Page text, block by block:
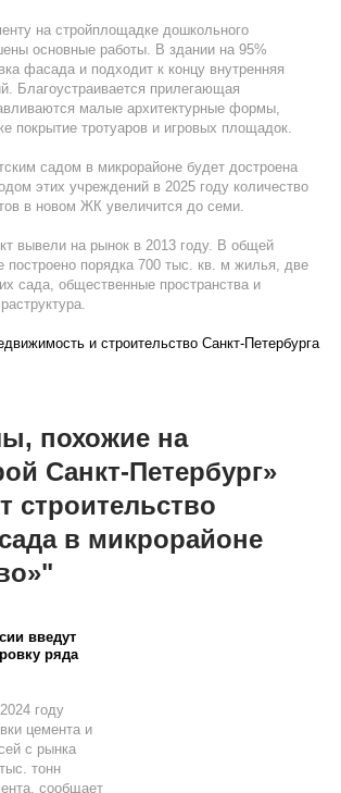
на стройплощадке дошкольного
основные работы. В здании на 95%
фасада и подходит к концу внутренняя
Благоустраивается прилегающая
малые архитектурные формы,
покрытие тротуаров и игровых площадок.
садом в микрорайоне будет достроена
этих учреждений в 2025 году количество
в новом ЖК увеличится до семи.
вывели на рынок в 2013 году. В общей
построено порядка 700 тыс. кв. м жилья, две
сада, общественные пространства и
и строительство Санкт-Петербурга
похожие на
Санкт-Петербург»
строительство
в микрорайоне
введут
ряда
году
цемента и
с рынка
тонн
сообщает